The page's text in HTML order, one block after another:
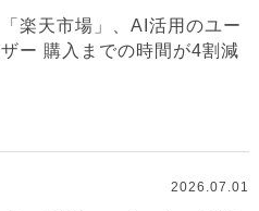
「楽天市場」、AI活用のユー
ザー 購入までの時間が4割減
2026.07.01